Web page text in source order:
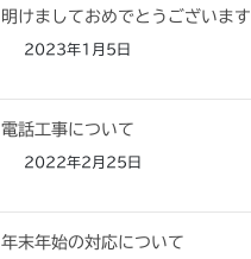
明けましておめでとうございます
2023年1月5日
電話工事について
2022年2月25日
年末年始の対応について